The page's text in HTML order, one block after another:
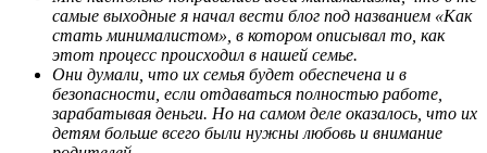
самые выходные я начал вести блог под названием «Как
стать минималистом», в котором описывал то, как
этот процесс происходил в нашей семье.
Они думали, что их семья будет обеспечена и в
безопасности, если отдаваться полностью работе,
зарабатывая деньги. Но на самом деле оказалось, что их
детям больше всего были нужны любовь и внимание